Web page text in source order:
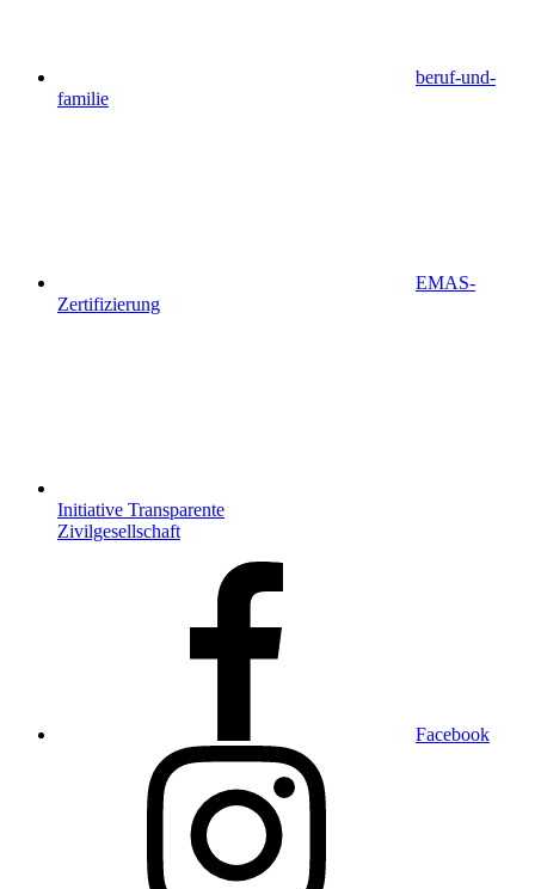
beruf-und-
familie
EMAS-
Zertifizierung
Initiative Transparente
Zivilgesellschaft
Facebook